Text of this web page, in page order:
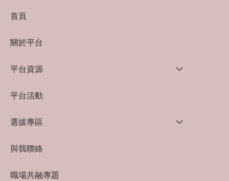
首頁
關於平台
平台資源
平台活動
選拔專區
與我聯絡
職場共融專題